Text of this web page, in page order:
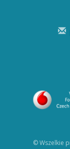
© Wszelkie